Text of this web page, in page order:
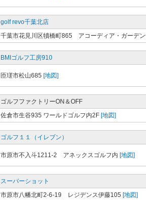
golf revo千葉北店
千葉市花見川区犢橋町865 アコーディア・ガーデ
BMIゴルフ工房910
匝瑳市松山685 [地図]
ゴルフファクトリーON＆OFF
佐倉市生谷935 ワールドゴルフ内2F [地図]
ゴルフ１１（イレブン）
市原市不入斗1211-2 アネックスゴルフ内 [地図]
スーパーショット
市原市八幡北町2-6-19 レジデンス伊藤105 [地図]